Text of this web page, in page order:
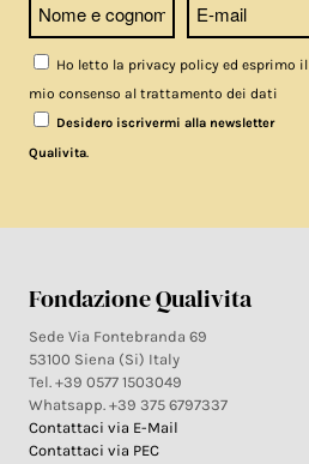
Ho letto la privacy policy ed esprimo il
mio consenso al trattamento dei dati
Desidero iscrivermi alla newsletter
Qualivita.
Fondazione Qualivita
Sede Via Fontebranda 69
53100 Siena (Si) Italy
Tel. +39 0577 1503049
Whatsapp. +39 375 6797337
Contattaci via E-Mail
Contattaci via PEC